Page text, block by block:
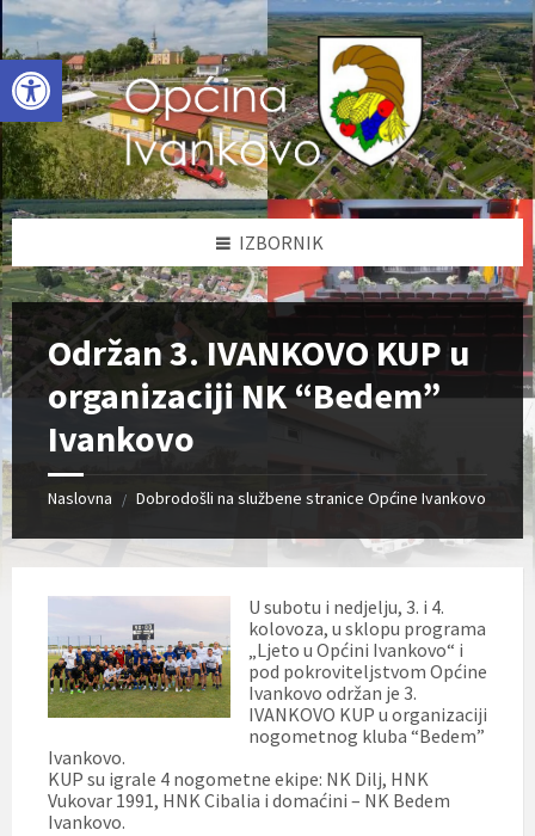
Open toolbar
Skip
to
content
Skip
to
left
sidebar
Skip
to
footer
IZBORNIK
Održan 3. IVANKOVO KUP u
organizaciji NK “Bedem”
Ivankovo
Naslovna / Dobrodošli na službene stranice Općine Ivankovo
U subotu i nedjelju, 3. i 4.
kolovoza, u sklopu programa
„Ljeto u Općini Ivankovo“ i
pod pokroviteljstvom Općine
Ivankovo održan je 3.
IVANKOVO KUP u organizaciji
nogometnog kluba “Bedem”
Ivankovo.
KUP su igrale 4 nogometne ekipe: NK Dilj, HNK
Vukovar 1991, HNK Cibalia i domaćini – NK Bedem
Ivankovo.